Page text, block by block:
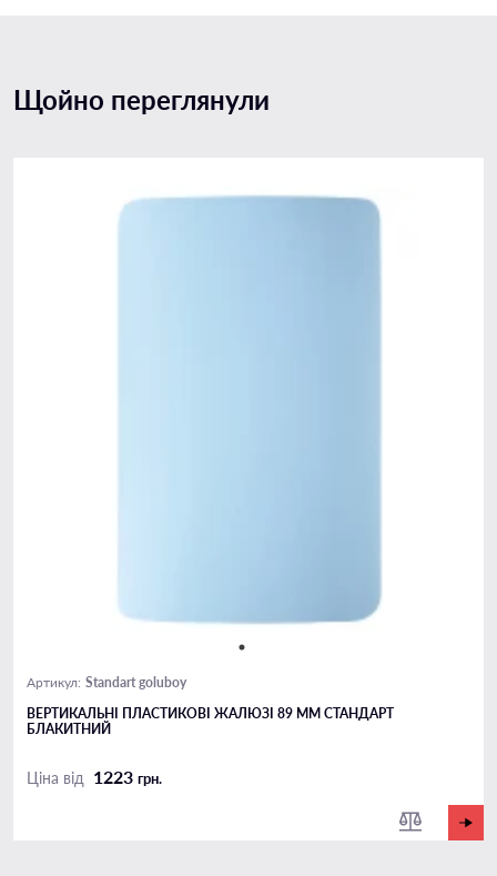
Щойно переглянули
Артикул: Standart goluboy
ВЕРТИКАЛЬНІ ПЛАСТИКОВІ ЖАЛЮЗІ 89 ММ СТАНДАРТ
БЛАКИТНИЙ
Ціна від 1223 грн.